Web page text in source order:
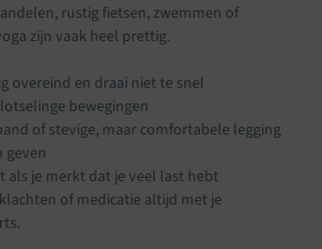
rustig fietsen, zwemmen of
zijn vaak heel prettig.
overeind en draai niet te snel
bewegingen
of stevige, maar comfortabele legging
geven
als je merkt dat je veel last hebt
of medicatie altijd met je